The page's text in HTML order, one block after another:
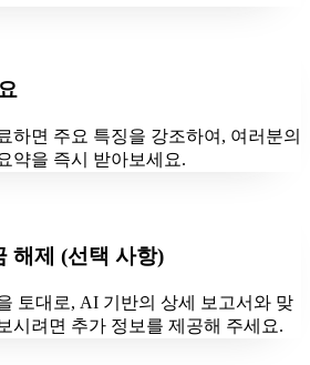
하면 주요 특징을 강조하여, 여러분의
약을 즉시 받아보세요.
해제 (선택 사항)
토대로, AI 기반의 상세 보고서와 맞
시려면 추가 정보를 제공해 주세요.